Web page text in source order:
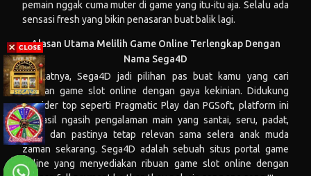
pemain nggak cuma muter di game yang itu-itu aja. Selalu ada
sensasi fresh yang bikin penasaran buat balik lagi.
Alasan Utama Melilih Game Online Terlengkap Dengan
Nama Sega4D
Singkatnya, Sega4D jadi pilihan pas buat kamu yang cari
hiburan game slot online dengan gaya kekinian. Didukung
provider top seperti Pragmatic Play dan PGSoft, platform ini
berhasil ngasih pengalaman main yang santai, seru, padat,
jelas, dan pastinya tetap relevan sama selera anak muda
zaman sekarang.Sega4D adalah sebuah situs portal game
online yang menyediakan ribuan game slot online dengan